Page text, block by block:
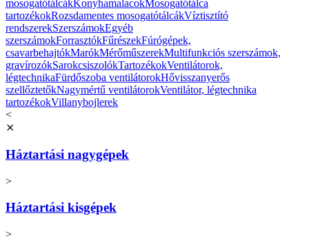
mosogatótálcákKonyhamalacokMosogatótálca
tartozékokRozsdamentes mosogatótálcákVíztisztító
rendszerekSzerszámokEgyéb
szerszámokForrasztókFűrészekFúrógépek,
csavarbehajtókMarókMérőműszerekMultifunkciós szerszámok,
gravírozókSarokcsiszolókTartozékokVentilátorok,
légtechnikaFürdőszoba ventilátorokHővisszanyerős
szellőztetőkNagymértű ventilátorokVentilátor, légtechnika
tartozékokVillanybojlerek
<
⨯
Háztartási nagygépek
>
Háztartási kisgépek
>